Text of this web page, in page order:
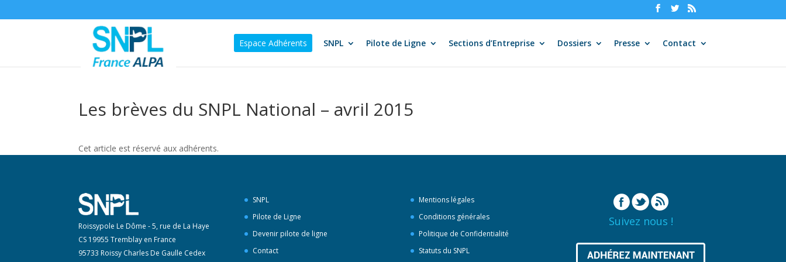
Espace Adhérents SNPL Pilote de Ligne Sections d’Entreprise Dossiers Presse Contact
Les brèves du SNPL National – avril 2015
Cet article est réservé aux adhérents.
Roissypole Le Dôme - 5, rue de La Haye
CS 19955 Tremblay en France
95733 Roissy Charles De Gaulle Cedex
SNPL
Pilote de Ligne
Devenir pilote de ligne
Contact
Mentions légales
Conditions générales
Politique de Confidentialité
Statuts du SNPL
Suivez nous !